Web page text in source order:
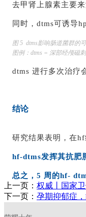
去甲肾上腺素主要
同时，dtms可诱导
图 5 dtms影响肠道菌群的
图例：dtms = 深部经颅磁
dtms 进行多次治疗
结论
研究结果表明，在
hf-dtms发挥其抗肥
总之，5 周的hf-
上一页： 权威丨国家
下一页： 孕期抑郁症